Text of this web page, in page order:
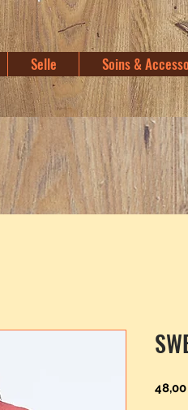
Selle Soins &